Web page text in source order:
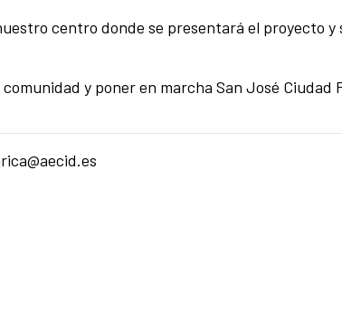
centro donde se presentará el proyecto y
y poner en marcha San José Ciudad